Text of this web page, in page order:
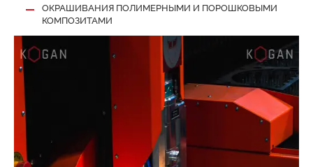
ОКРАШИВАНИЯ ПОЛИМЕРНЫМИ И ПОРОШКОВЫМИ
КОМПОЗИТАМИ